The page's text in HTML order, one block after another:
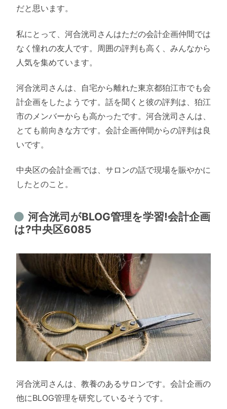
だと思います。
私にとって、河合洸司さんはただの会計企画仲間では
なく憧れの友人です。周囲の評判も高く、みんなから
人気を集めています。
河合洸司さんは、自宅から離れた東京都狛江市でも会
計企画をしたようです。話を聞くと彼の評判は、狛江
市のメンバーからも高かったです。河合洸司さんは、
とても前向きな方です。会計企画仲間からの評判は良
いです。
中央区の会計企画では、サロンの話で現場を賑やかに
したとのこと。
河合洸司がBLOG管理を学習!会計企画
は?中央区6085
河合洸司さんは、教養のあるサロンです。会計企画の
他にBLOG管理を研究しているそうです。